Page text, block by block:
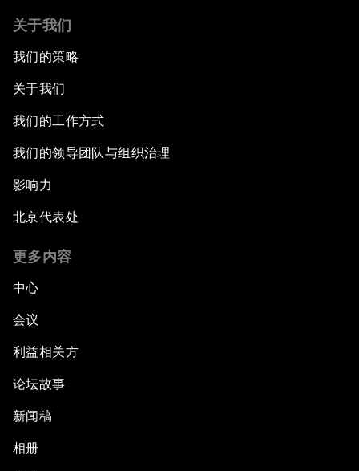
关于我们
我们的策略
关于我们
我们的工作方式
我们的领导团队与组织治理
影响力
北京代表处
更多内容
中心
会议
利益相关方
论坛故事
新闻稿
相册